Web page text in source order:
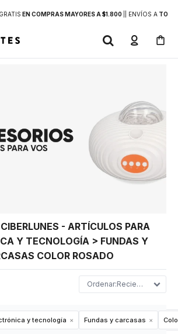
EN COMPRAS MAYORES A $1.800 | ENVÍOS ATODO
- ARTÍCULOS PARA
Y TECNOLOGÍA > FUNDAS Y
COLOR ROSADO
Recientes
y tecnología Fundas y carcasas